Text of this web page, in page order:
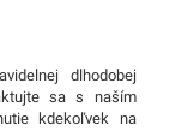
dlhodobej
sa s naším
kdekoľvek na